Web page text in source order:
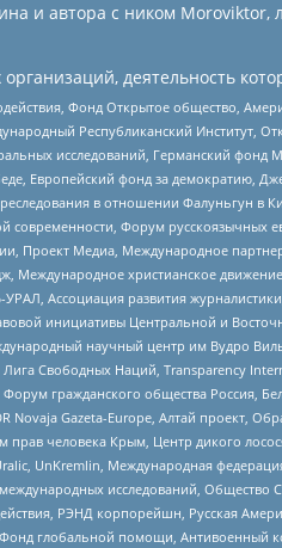
и автора с ником Moroviktor,
деятельность
Фонд Открытое общество,
Республиканский Институт,
исследований, Германский
Европейский фонд за
в отношении Фалуньгун в
Форум
Медиа, Международное
христианское
Ассоциация развития
инициативы Центральной и
научный центр им Вудро
Свободных Наций, Transparеncy
гражданского общества
Gazeta-Europe, Алтай проект,
человека Крым, Центр дикого
UnKremlin, Международная
исследований,
РЭНД корпорейшн, Русская
глобальной помощи, Антивоенный